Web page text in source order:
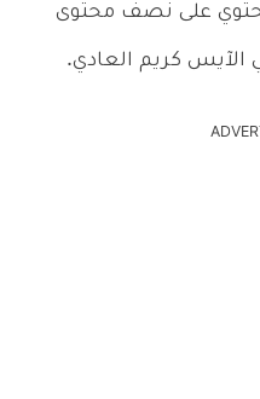
على نصف محتوى
الآيس كريم العادي.